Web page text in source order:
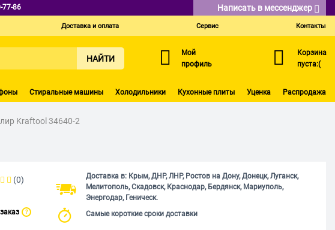
77-86 Написать в мессенджер
Доставка и оплата Сервис Контакты
НАЙТИ
Мой
профиль
Корзина
пуста:(
Стиральные машины Холодильники Кухонные плиты Уценка Распродажа
Kraftool 34640-2
(0)
?
Доставка в: Крым, ДНР, ЛНР, Ростов на Дону, Донецк, Луганск,
Мелитополь, Скадовск, Краснодар, Бердянск, Мариуполь,
Энергодар, Геническ.
Самые короткие сроки доставки